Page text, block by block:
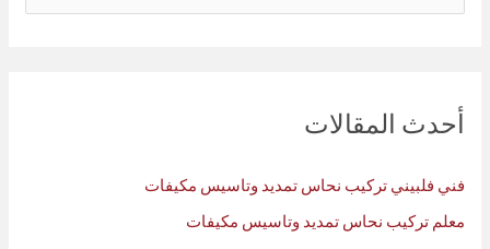
ث
عأحدث المقالات
فني فلبيني تركيب نحاس تمديد وتاسيس مكيفات
معلم تركيب نحاس تمديد وتاسيس مكيفات